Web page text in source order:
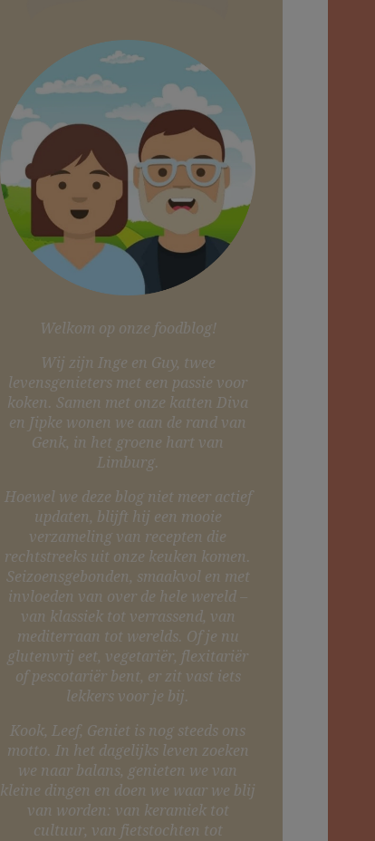
Welkom op onze foodblog!
Wij zijn Inge en Guy, twee
levensgenieters met een passie voor
koken. Samen met onze katten Diva
en Jipke wonen we aan de rand van
Genk, in het groene hart van
Limburg.
Hoewel we deze blog niet meer actief
updaten, blijft hij een mooie
verzameling van recepten die
rechtstreeks uit onze keuken komen.
Seizoensgebonden, smaakvol en met
invloeden van over de hele wereld –
van klassiek tot verrassend, van
mediterraan tot werelds. Of je nu
glutenvrij eet, vegetariër, flexitariër
of pescotariër bent, er zit vast iets
lekkers voor je bij.
Kook, Leef, Geniet is nog steeds ons
motto. In het dagelijks leven zoeken
we naar balans, genieten we van
kleine dingen en doen we waar we blij
van worden: van keramiek tot
cultuur, van fietstochten tot